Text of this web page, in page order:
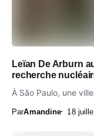
Leïan De Arburn
recherche
À São Paulo, une
ParAmandine 18